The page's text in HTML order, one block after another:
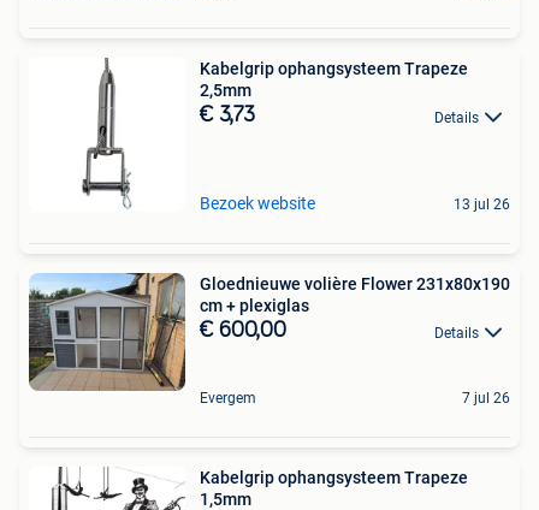
Kabelgrip ophangsysteem Trapeze
2,5mm
€ 3,73 Details
Bezoek website 13 jul 26
Gloednieuwe volière Flower 231x80x190
cm + plexiglas
€ 600,00 Details
Evergem 7 jul 26
Kabelgrip ophangsysteem Trapeze
1,5mm